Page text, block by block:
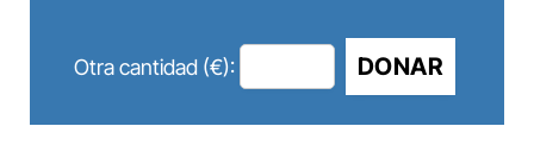
Otra cantidad (€): DONAR